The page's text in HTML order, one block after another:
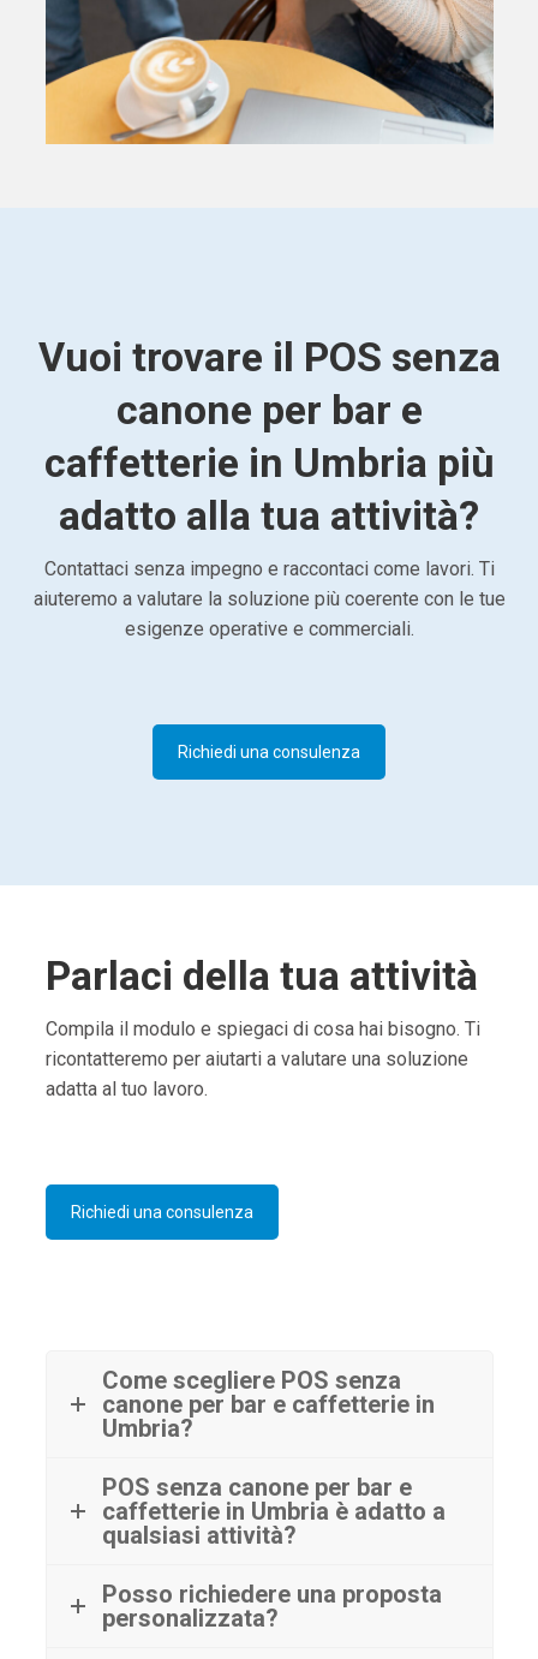
Vuoi trovare il POS senza
canone per bar e
caffetterie in Umbria più
adatto alla tua attività?
Contattaci senza impegno e raccontaci come lavori. Ti
aiuteremo a valutare la soluzione più coerente con le tue
esigenze operative e commerciali.
Richiedi una consulenza
Parlaci della tua attività
Compila il modulo e spiegaci di cosa hai bisogno. Ti
ricontatteremo per aiutarti a valutare una soluzione
adatta al tuo lavoro.
Richiedi una consulenza
Come scegliere POS senza
canone per bar e caffetterie in
Umbria?
POS senza canone per bar e
caffetterie in Umbria è adatto a
qualsiasi attività?
Posso richiedere una proposta
personalizzata?